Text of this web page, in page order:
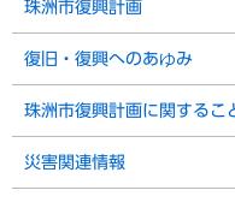
珠洲市復興計画
復旧・復興へのあゆみ
珠洲市復興計画に関するこ
災害関連情報